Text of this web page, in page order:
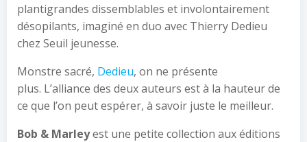
plantigrandes dissemblables et involontairement
désopilants, imaginé en duo avec Thierry Dedieu
chez Seuil jeunesse.
Monstre sacré, Dedieu, on ne présente
plus. L’alliance des deux auteurs est à la hauteur de
ce que l’on peut espérer, à savoir juste le meilleur.
Bob & Marleyest une petite collection aux éditions